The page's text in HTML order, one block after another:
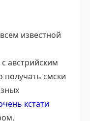
известной
австрийским
смски
кстати